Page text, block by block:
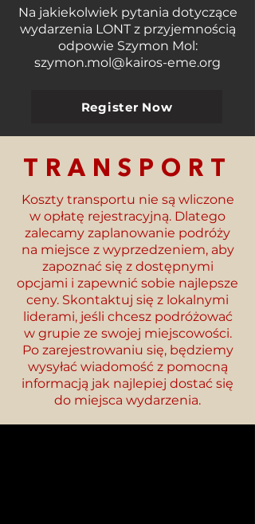
Na jakiekolwiek pytania dotyczące
wydarzenia LONT z przyjemnością
odpowie Szymon Mol:
szymon.mol@kairos-eme.org
Register Now
TRANSPORT
Koszty transportu nie są wliczone
w opłatę rejestracyjną. Dlatego
zalecamy zaplanowanie podróży
na miejsce z wyprzedzeniem, aby
zapoznać się z dostępnymi
opcjami i zapewnić sobie najlepsze
ceny. Skontaktuj się z lokalnymi
liderami, jeśli chcesz podróżować
w grupie ze swojej miejscowości.
Po zarejestrowaniu się, będziemy
wysyłać wiadomość z pomocną
informacją jak najlepiej dostać się
do miejsca wydarzenia.